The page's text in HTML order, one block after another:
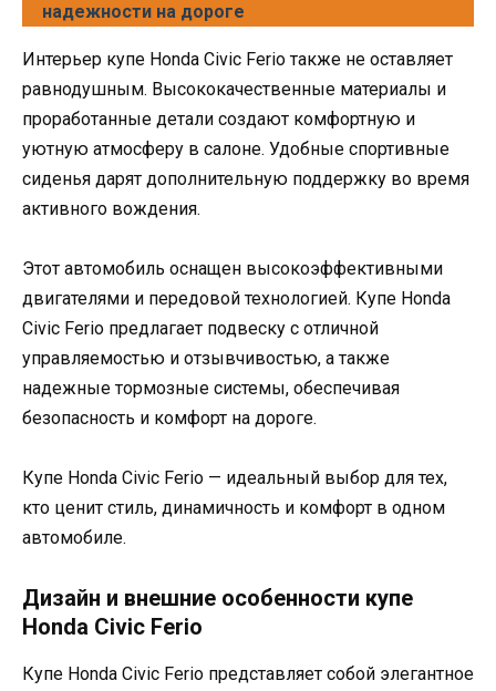
надежности на дороге
Интерьер купе Honda Civic Ferio также не оставляет
равнодушным. Высококачественные материалы и
проработанные детали создают комфортную и
уютную атмосферу в салоне. Удобные спортивные
сиденья дарят дополнительную поддержку во время
активного вождения.
Этот автомобиль оснащен высокоэффективными
двигателями и передовой технологией. Купе Honda
Civic Ferio предлагает подвеску с отличной
управляемостью и отзывчивостью, а также
надежные тормозные системы, обеспечивая
безопасность и комфорт на дороге.
Купе Honda Civic Ferio — идеальный выбор для тех,
кто ценит стиль, динамичность и комфорт в одном
автомобиле.
Дизайн и внешние особенности купе
Honda Civic Ferio
Купе Honda Civic Ferio представляет собой элегантное